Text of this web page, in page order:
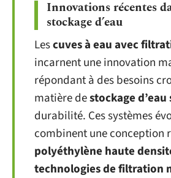
Innovations récentes
stockage d’eau
Lescuves à eau avec
incarnent une innovation
répondant à des besoins
matière destockage d’eau
durabilité. Ces systèmes
combinent une conception
polyéthylène haute
technologies de filtration